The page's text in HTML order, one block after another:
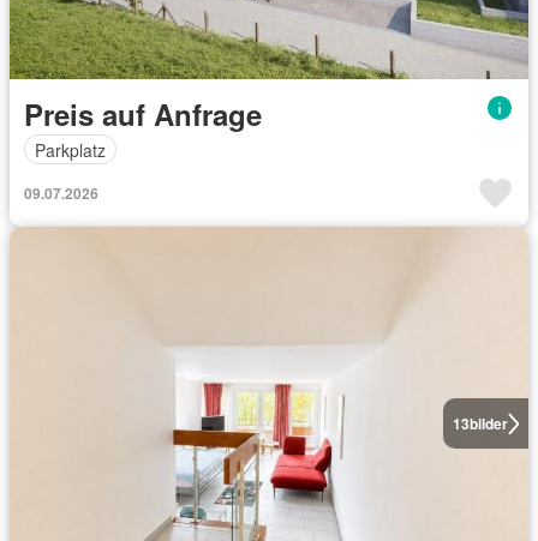
Preis auf Anfrage
Parkplatz
09.07.2026
13bilder